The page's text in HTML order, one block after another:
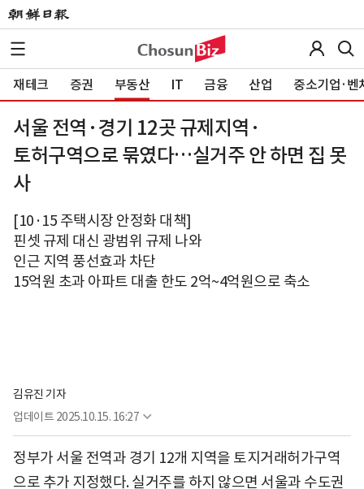
재테크 증권 부동산 IT 금융 산업 중소기업·벤
서울 전역·경기 12곳 규제지역·
토허구역으로 묶였다…실거주 안 하면 집 못
사
[10·15 주택시장 안정화 대책]
핀셋 규제 대신 광범위 규제 나와
인근 지역 풍선효과 차단
15억원 초과 아파트 대출 한도 2억~4억원으로 축소
김유진 기자
업데이트 2025.10.15. 16:27
정부가 서울 전역과 경기 12개 지역을 토지거래허가구역
으로 추가 지정했다. 실거주를 하지 않으면 서울과 수도권